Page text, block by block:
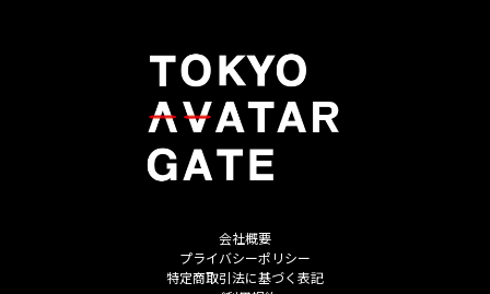
会社概要
プライバシーポリシー
特定商取引法に基づく表記